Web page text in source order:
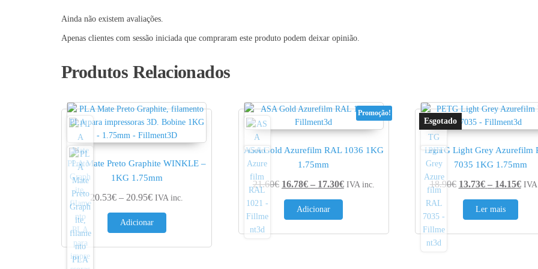
Ainda não existem avaliações.
Apenas clientes com sessão iniciada que compraram este produto podem deixar opinião.
Produtos Relacionados
PLA Mate Preto Graphite WINKLE –
1KG 1.75mm
20.53€ – 20.95€Price range: 20.53€ through 20.95€
IVA inc.
Adicionar
Promoção!
ASA Gold Azurefilm RAL 1036 1KG
1.75mm
21.60€ 16.78€ – 17.30€Price range: 16.78€ through 17.30€
IVA inc.
Adicionar
PETG Light Grey Azurefilm
7035 1KG 1.75mm
18.90€ 13.73€ – 14.15€ IVA
Ler mais